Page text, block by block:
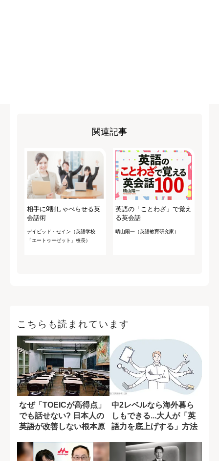
関連記事
相手に9割しゃべらせる英
会話術
デイビッド・セイン（英語学校
「エートゥーゼット」校長）
英語の「ことわざ」で覚え
る英会話
晴山陽一（英語教育研究家）
こちらも読まれています
なぜ「TOEICが高得点」
でも話せない? 日本人の
英語が改善しない根本原
中2レベルなら海外暮ら
しもできる...大人が「英
語力を底上げする」方法